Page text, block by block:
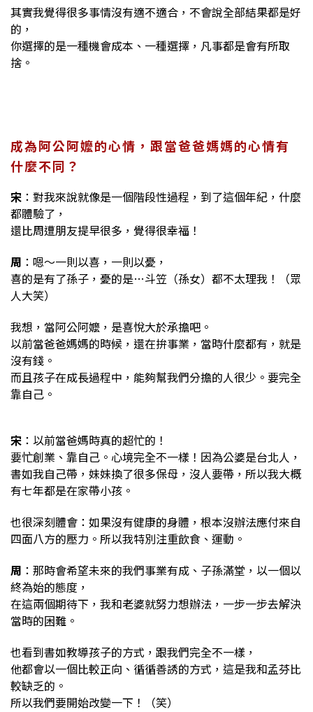
其實我覺得很多事情沒有適不適合，不會說全部結果都是好
的，
你選擇的是一種機會成本、一種選擇，凡事都是會有所取
捨。
成為阿公阿嬤的心情，跟當爸爸媽媽的心情有
什麼不同？
宋 ：對我來說就像是一個階段性過程，到了這個年紀，什麼
都體驗了，
還比周遭朋友提早很多，覺得很幸福！
周 ：嗯～一則以喜，一則以憂，
喜的是有了孫子，憂的是…斗笠（孫女）都不太理我！（眾
人大笑）
我想，當阿公阿嬤，是喜悅大於承擔吧。
以前當爸爸媽媽的時候，還在拚事業，當時什麼都有，就是
沒有錢。
而且孩子在成長過程中，能夠幫我們分擔的人很少。要完全
靠自己。
宋 ：以前當爸媽時真的超忙的！
要忙創業、靠自己。心境完全不一樣！因為公婆是台北人，
書如我自己帶，妹妹換了很多保母，沒人要帶，所以我大概
有七年都是在家帶小孩。
也很深刻體會：如果沒有健康的身體，根本沒辦法應付來自
四面八方的壓力。所以我特別注重飲食、運動。
周 ：那時會希望未來的我們事業有成、子孫滿堂，以一個以
終為始的態度，
在這兩個期待下，我和老婆就努力想辦法，一步一步去解決
當時的困難。
也看到書如教導孩子的方式，跟我們完全不一樣，
他都會以一個比較正向、循循善誘的方式，這是我和孟芬比
較缺乏的。
所以我們要開始改變一下！（笑）